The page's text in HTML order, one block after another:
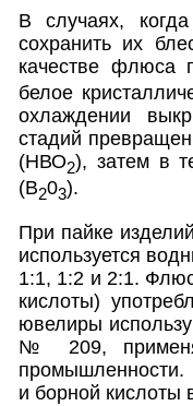
В случаях,
сохранить их
качестве флюса
белое
охлаждении
стадий
(НВО2), затем в
(В203).
При пайке
используется
1:1, 1:2 и 2:1.
кислоты)
ювелиры
№ 209,
промышленности.
и борной кислоты